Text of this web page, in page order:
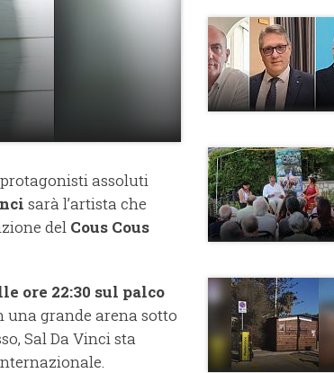
assoluti
sarà l’artista che
del Cous Cous
ore 22:30 sul palco
una grande arena sotto
Sal Da Vinci sta